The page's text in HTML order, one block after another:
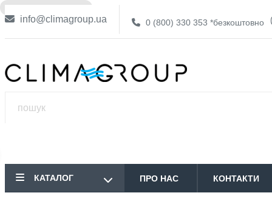
info@climagroup.ua 0 (800) 330 353 *безкоштовно
КАТАЛОГ ПРО НАС КОНТАКТИ
❌ НЕМА В НАЯВНОСТІ